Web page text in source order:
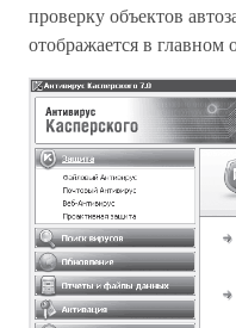
проверку объектов
отображается в